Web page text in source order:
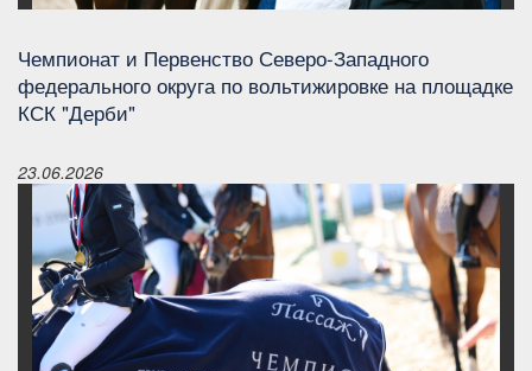
Чемпионат и Первенство Северо-Западного
федерального округа по вольтижировке на площадке
КСК "Дерби"
23.06.2026